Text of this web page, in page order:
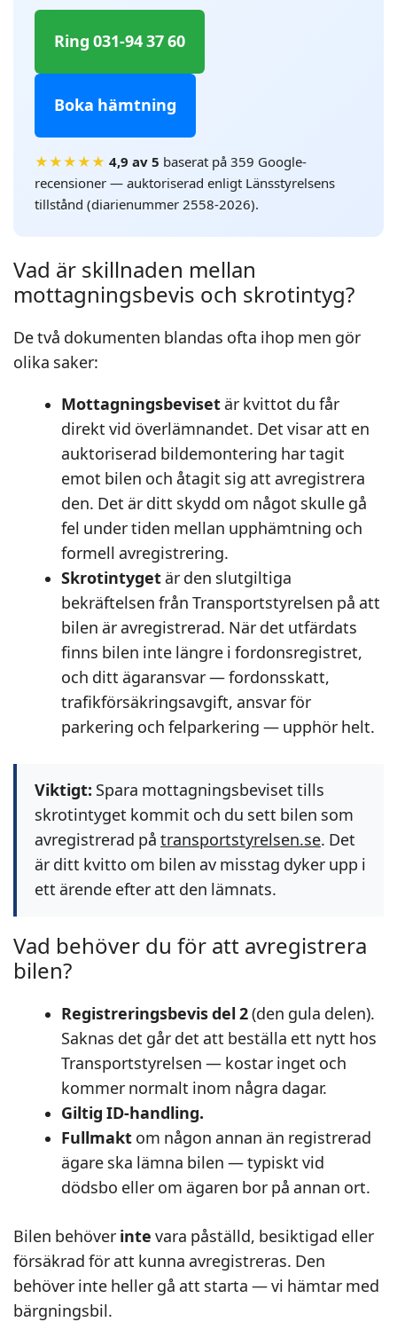
Ring 031-94 37 60
Boka hämtning
★★★★★ 4,9 av 5 baserat på 359 Google-
recensioner — auktoriserad enligt Länsstyrelsens
tillstånd (diarienummer 2558-2026).
Vad är skillnaden mellan
mottagningsbevis och skrotintyg?
De två dokumenten blandas ofta ihop men gör
olika saker:
Mottagningsbevisetär kvittot du får
direkt vid överlämnandet. Det visar att en
auktoriserad bildemontering har tagit
emot bilen och åtagit sig att avregistrera
den. Det är ditt skydd om något skulle gå
fel under tiden mellan upphämtning och
formell avregistrering.
Skrotintygetär den slutgiltiga
bekräftelsen från Transportstyrelsen på att
bilen är avregistrerad. När det utfärdats
finns bilen inte längre i fordonsregistret,
och ditt ägaransvar — fordonsskatt,
trafikförsäkringsavgift, ansvar för
parkering och felparkering — upphör helt.
Viktigt: Spara mottagningsbeviset tills
skrotintyget kommit och du sett bilen som
avregistrerad på transportstyrelsen.se. Det
är ditt kvitto om bilen av misstag dyker upp i
ett ärende efter att den lämnats.
Vad behöver du för att avregistrera
bilen?
Registreringsbevis del 2(den gula delen).
Saknas det går det att beställa ett nytt hos
Transportstyrelsen — kostar inget och
kommer normalt inom några dagar.
Giltig ID-handling.
Fullmakt om någon annan än registrerad
ägare ska lämna bilen — typiskt vid
dödsbo eller om ägaren bor på annan ort.
Bilen behöver inte vara påställd, besiktigad eller
försäkrad för att kunna avregistreras. Den
behöver inte heller gå att starta — vi hämtar med
bärgningsbil.